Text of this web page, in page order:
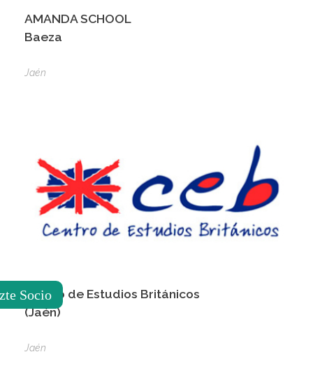
AMANDA SCHOOL
Baeza
Jaén
Centro de Estudios Británicos
(Jaén)
Jaén
Socio